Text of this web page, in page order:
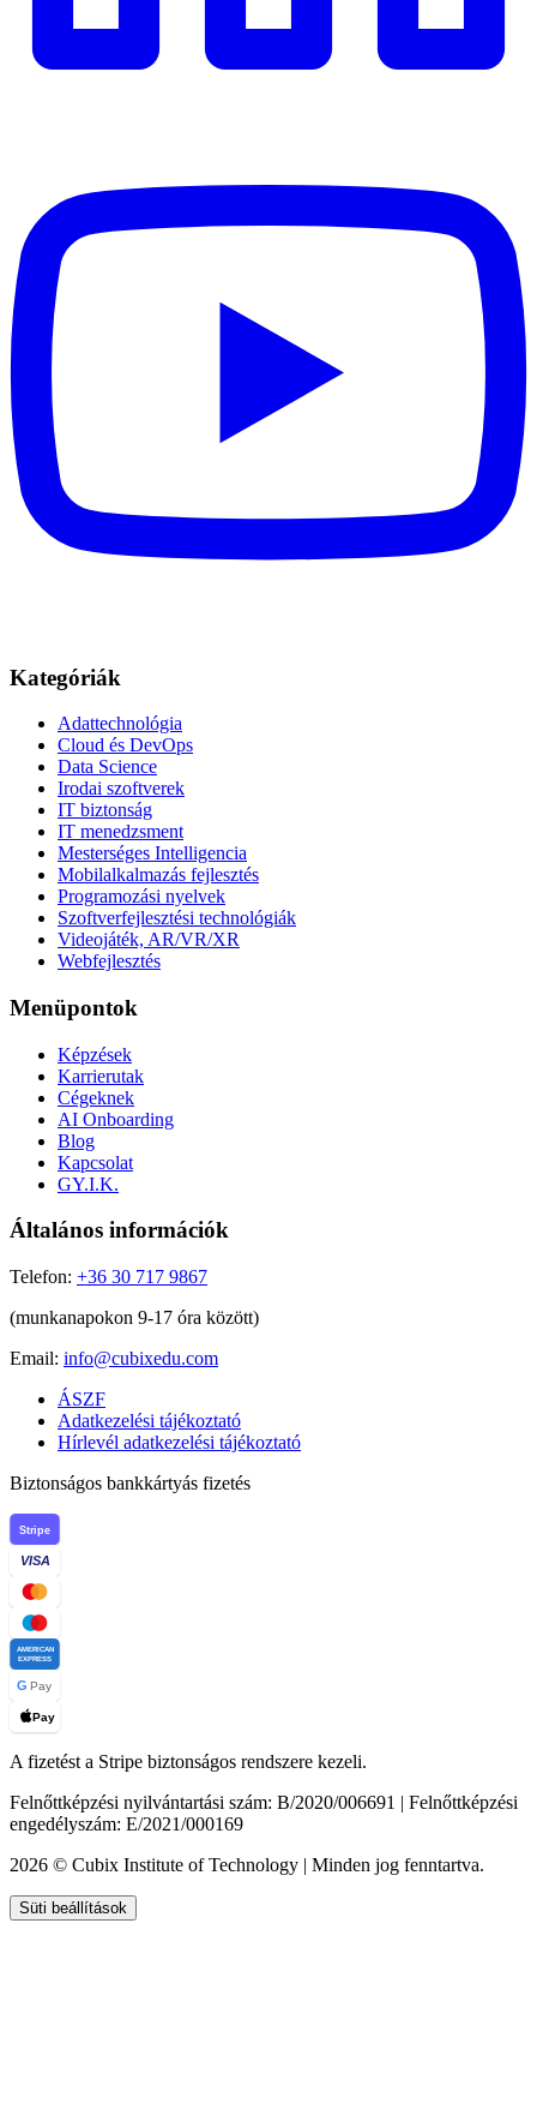
Kategóriák
Adattechnológia
Cloud és DevOps
Data Science
Irodai szoftverek
IT biztonság
IT menedzsment
Mesterséges Intelligencia
Mobilalkalmazás fejlesztés
Programozási nyelvek
Szoftverfejlesztési technológiák
Videojáték, AR/VR/XR
Webfejlesztés
Menüpontok
Képzések
Karrierutak
Cégeknek
AI Onboarding
Blog
Kapcsolat
GY.I.K.
Általános információk
Telefon: +36 30 717 9867
(munkanapokon 9-17 óra között)
Email: info@cubixedu.com
ÁSZF
Adatkezelési tájékoztató
Hírlevél adatkezelési tájékoztató
Biztonságos bankkártyás fizetés
Stripe
VISA
AMERICAN
EXPRESS
G Pay
Pay
A fizetést a Stripe biztonságos rendszere kezeli.
Felnőttképzési nyilvántartási szám: B/2020/006691 | Felnőttképzési
engedélyszám: E/2021/000169
2026 © Cubix Institute of Technology | Minden jog fenntartva.
Süti beállítások